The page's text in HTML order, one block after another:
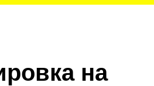
на